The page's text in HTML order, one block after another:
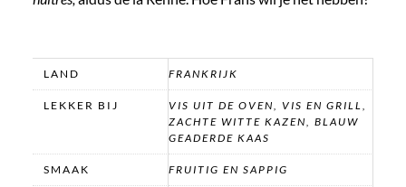
LAND FRANKRIJK
LEKKER BIJ
VIS UIT DE OVEN, VIS EN GRILL,
ZACHTE WITTE KAZEN, BLAUW
GEADERDE KAAS
SMAAK FRUITIG EN SAPPIG